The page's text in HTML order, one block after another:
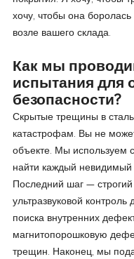
хочу, чтобы она
возле вашего склада.
Как мы
испытания для
безопасности?
Скрытые трещины в
катастрофам. Вы не
объекте. Мы используем
найти каждый невидимый
Последний шаг —
ультразвуковой
поиска внутренних
магнитопорошковую
трещин. Наконец, мы